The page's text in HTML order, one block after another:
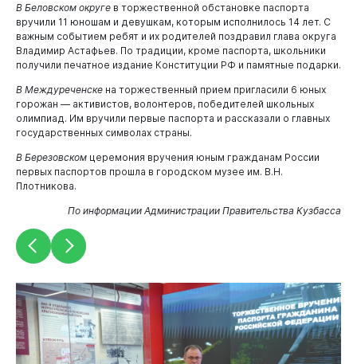
В Беловском округе в торжественной обстановке паспорта
вручили 11 юношам и девушкам, которым исполнилось 14 лет. С
важным событием ребят и их родителей поздравил глава округа
Владимир Астафьев. По традиции, кроме паспорта, школьники
получили печатное издание Конституции РФ и памятные подарки.
В Междуреченске на торжественный прием пригласили 6 юных
горожан — активистов, волонтеров, победителей школьных
олимпиад. Им вручили первые паспорта и рассказали о главных
государственных символах страны.
В Березовском церемония вручения юным гражданам России
первых паспортов прошла в городском музее им. В.Н.
Плотникова.
По информации Администрации Правительства Кузбасса